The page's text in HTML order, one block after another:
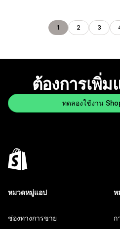
1 2 3
ต้องการเพิ่
ทดลองใช้งาน
หมวดหมู่แอป
ช่องทางการขาย
ห
ก